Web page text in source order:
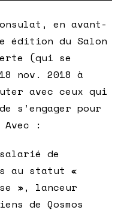
en avant-
édition du Salon
(qui se
nov. 2018 à
avec ceux qui
s’engager pour
:
salarié de
au statut «
», lanceur
de Qosmos